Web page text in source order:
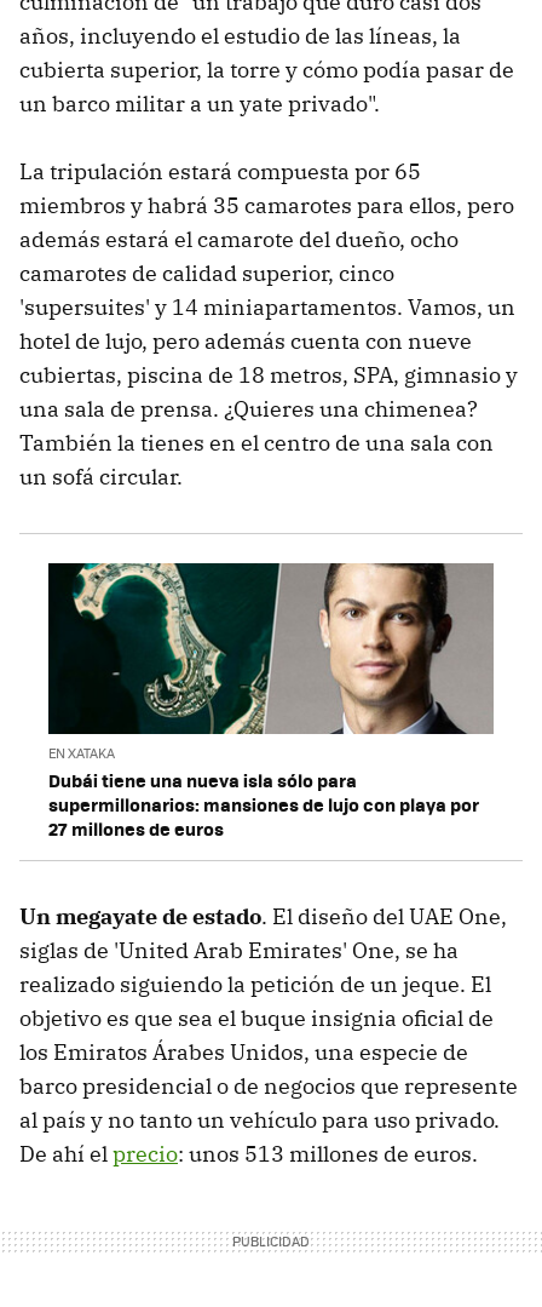
años, incluyendo el estudio de las líneas, la
cubierta superior, la torre y cómo podía pasar de
un barco militar a un yate privado".
La tripulación estará compuesta por 65
miembros y habrá 35 camarotes para ellos, pero
además estará el camarote del dueño, ocho
camarotes de calidad superior, cinco
'supersuites' y 14 miniapartamentos. Vamos, un
hotel de lujo, pero además cuenta con nueve
cubiertas, piscina de 18 metros, SPA, gimnasio y
una sala de prensa. ¿Quieres una chimenea?
También la tienes en el centro de una sala con
un sofá circular.
EN XATAKA
Dubái tiene una nueva isla sólo para
supermillonarios: mansiones de lujo con playa por
27 millones de euros
Un megayate de estado. El diseño del UAE One,
siglas de 'United Arab Emirates' One, se ha
realizado siguiendo la petición de un jeque. El
objetivo es que sea el buque insignia oficial de
los Emiratos Árabes Unidos, una especie de
barco presidencial o de negocios que represente
al país y no tanto un vehículo para uso privado.
De ahí elprecio: unos 513 millones de euros.